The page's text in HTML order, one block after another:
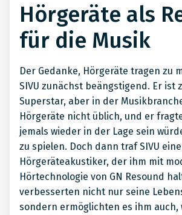
Hörgeräte als
für die Musik
Der Gedanke, Hörgeräte tragen zu
SIVU zunächst beängstigend. Er ist
Superstar, aber in der
Hörgeräte nicht üblich, und er
jemals wieder in der Lage sein
zu spielen. Doch dann traf SIVU
Hörgeräteakustiker, der ihm mit
Hörtechnologie von GN Resound
verbesserten nicht nur seine
sondern ermöglichten es ihm auch,